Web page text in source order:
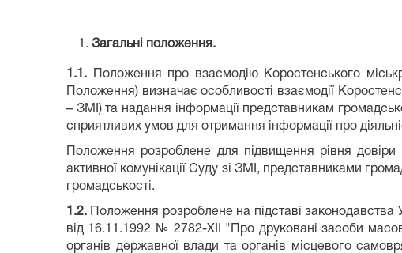
Загальні положення.
1.1. Положення про взаємодію Коростенського
Положення) визначає особливості взаємодії
– ЗМІ) та надання інформації представникам
сприятливих умов для отримання інформації про
Положення розроблене для підвищення рівня
активної комунікації Суду зі ЗМІ, представниками
громадськості.
1.2. Положення розроблене на підставі
від 16.11.1992 № 2782-XII "Про друковані засоби
органів державної влади та органів місцевого